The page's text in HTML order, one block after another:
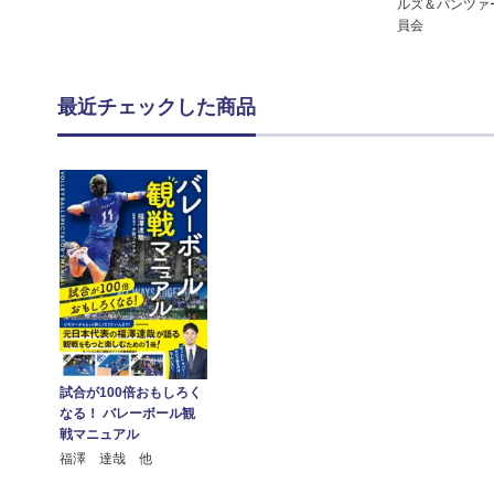
ルズ＆パンツァ
員会
最近チェックした商品
試合が100倍おもしろく
なる！ バレーボール観
戦マニュアル
福澤 達哉 他